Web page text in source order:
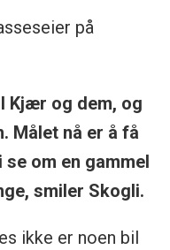
på
Kjær og dem, og
Målet nå er å få
om en gammel
smiler Skogli.
ikke er noen bil